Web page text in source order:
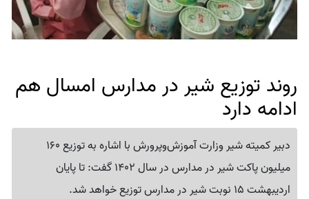
روند توزیع شیر در مدارس امسال هم
ادامه دارد
دبیر کمیته شیر وزارت آموزش‌وپرورش با اشاره به توزیع 160
میلیون پاکت شیر در مدارس در سال 1402 گفت: تا پایان
اردیبهشت 15 نوبت شیر در مدارس توزیع خواهد شد.